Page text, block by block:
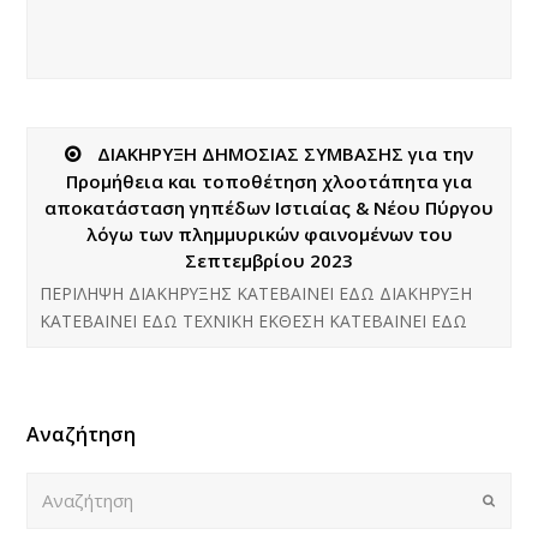
ΔΙΑΚΗΡΥΞΗ ΔΗΜΟΣΙΑΣ ΣΥΜΒΑΣΗΣ για την
Προμήθεια και τοποθέτηση χλοοτάπητα για
αποκατάσταση γηπέδων Ιστιαίας & Νέου Πύργου
λόγω των πλημμυρικών φαινομένων του
Σεπτεμβρίου 2023
ΠΕΡΙΛΗΨΗ ΔΙΑΚΗΡΥΞΗΣ ΚΑΤΕΒΑΙΝΕΙ ΕΔΩ ΔΙΑΚΗΡΥΞΗ
ΚΑΤΕΒΑΙΝΕΙ ΕΔΩ ΤΕΧΝΙΚΗ ΕΚΘΕΣΗ ΚΑΤΕΒΑΙΝΕΙ ΕΔΩ
Αναζήτηση
Submit